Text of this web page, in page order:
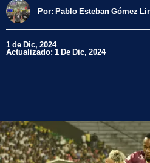
Por: Pablo Esteban Gómez
1 de Dic, 2024
Actualizado: 1 De Dic, 2024